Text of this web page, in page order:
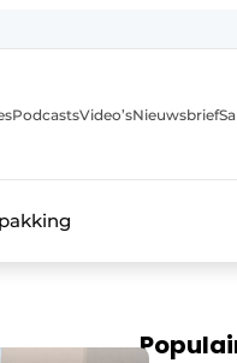
PodcastsVideo’sNieuwsbrief